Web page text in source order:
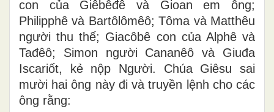
con của Giêbêđê và Gioan em ông;
Philipphê và Bartôlômêô; Tôma và Matthêu
người thu thế; Giacôbê con của Alphê và
Tađêô; Simon người Cananêô và Giuđa
Iscariốt, kẻ nộp Người. Chúa Giêsu sai
mười hai ông này đi và truyền lệnh cho các
ông rằng: